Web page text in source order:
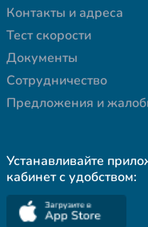
Контакты и адреса
Тест скорости
Документы
Сотрудничество
Предложения и
Устанавливайте
кабинет с удобством: